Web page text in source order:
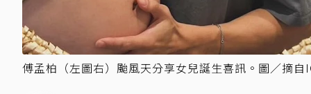
傅孟柏（左圖右）颱風天分享女兒誕生喜訊。圖／摘自